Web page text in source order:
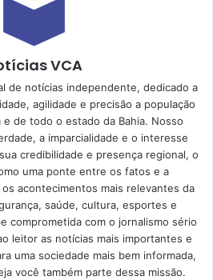
VCA
de notícias independente, dedicado a
agilidade e precisão a população
de todo o estado da Bahia. Nosso
a imparcialidade e o interesse
credibilidade e presença regional, o
uma ponte entre os fatos e a
acontecimentos mais relevantes da
saúde, cultura, esportes e
comprometida com o jornalismo sério
leitor as notícias mais importantes e
uma sociedade mais bem informada,
você também parte dessa missão.